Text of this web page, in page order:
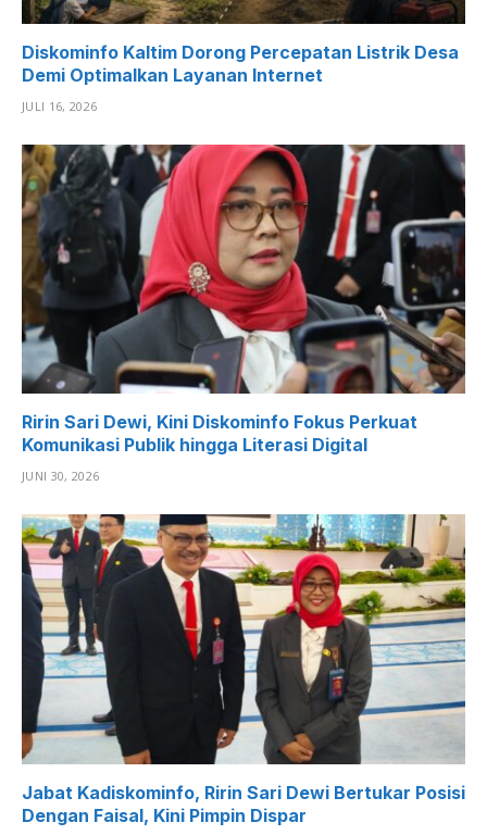
Diskominfo Kaltim Dorong Percepatan Listrik Desa
Demi Optimalkan Layanan Internet
JULI 16, 2026
Ririn Sari Dewi, Kini Diskominfo Fokus Perkuat
Komunikasi Publik hingga Literasi Digital
JUNI 30, 2026
Jabat Kadiskominfo, Ririn Sari Dewi Bertukar Posisi
Dengan Faisal, Kini Pimpin Dispar